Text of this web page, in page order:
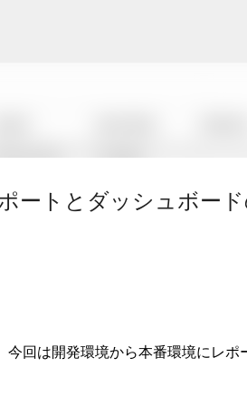
ートとダッシュボー
回は開発環境から本番環境にレポ